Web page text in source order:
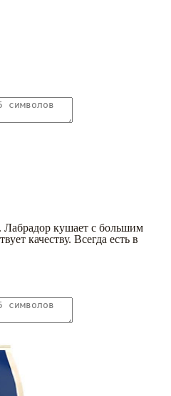
кушает с большим
качеству. Всегда есть в